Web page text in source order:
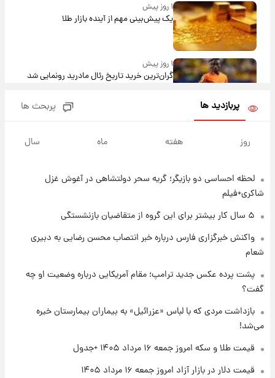
۱ روز پیش
یک پیش‌بینی مهم از آینده بازار طلا
۱ روز پیش
گران‌ترین خرید تاریخ رئال مادرید رونمایی شد
روزها پربارش‌تر خواهند بود؟
۱ روز پیش
۱ روز پیش
تغییر تند قیمت محصولات ایران‌خودرو و سایپا
امروز پنجشنبه ۱۵ مرداد ۱۴۰۵ +جدول
۱ روز پیش
قیمت طلا و سکه امروز پنجشنبه ۱۵ مرداد ۱۴۰۵
پربازدید ها پربحث ها
روز هفته ماه سال
لحظه احساسی دو بازیگر؛ گریه سحر دولتشاهی در آغوش غزل
شاکری+فیلم
۵ سال کار بیشتر برای این گروه از متقاضیان بازنشستگی
واکنش خبرگزاری فارس درباره خبر انتصاب محسن رضایی به دبیری
شعام
پشت پرده عکس جدید ترامپ؛ مقام آمریکایی درباره وضعیت او چه
گفت؟
بازداشت مردی که با لباس «عزرائیل» به بیماران بیمارستان خیره
می‌شد!
قیمت طلا و سکه امروز جمعه ۱۶ مرداد ۱۴۰۵ +جدول
قیمت دلار در بازار آزاد امروز جمعه ۱۶ مرداد ۱۴۰۵